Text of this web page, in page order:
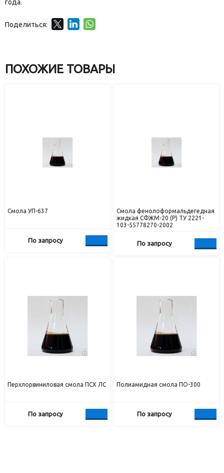
года.
Поделиться:
ПОХОЖИЕ ТОВАРЫ
Cмола УП-637
По запросу
Cмола фенолоформальдегедная
жидкая СФЖМ-20 (Р) ТУ 2221-
103-55778270-2002
По запросу
Перхлорвиниловая смола ПСХ ЛС
По запросу
Полиамидная смола ПО-300
По запросу